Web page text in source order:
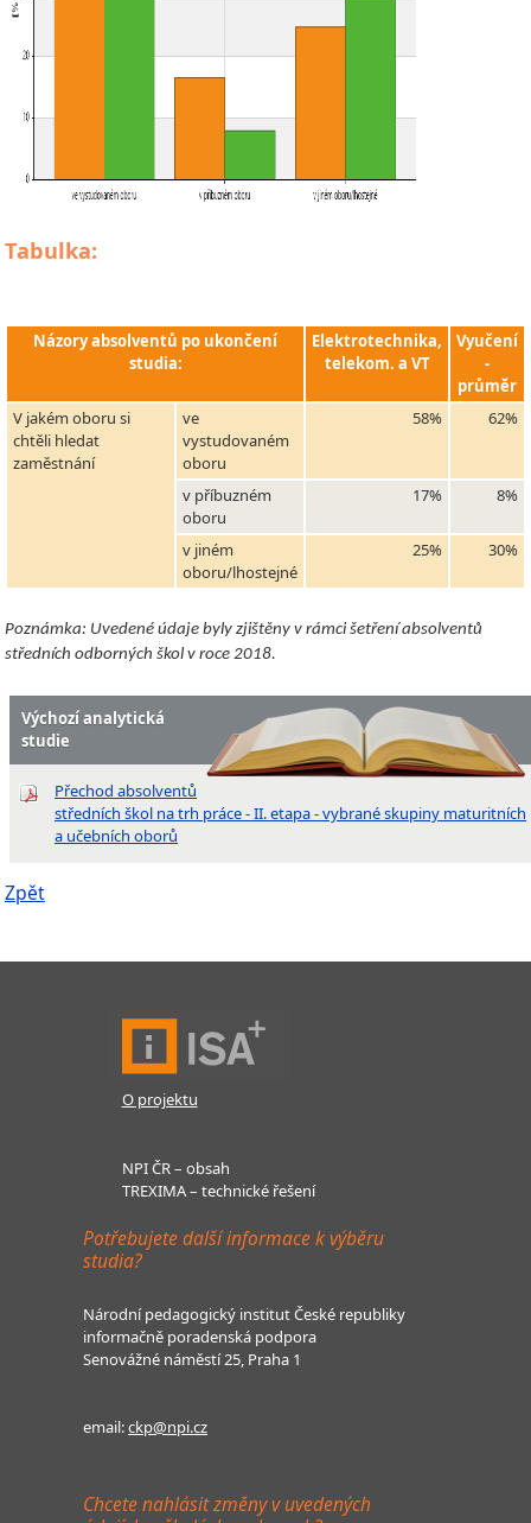
Tabulka:
Názory absolventů po ukončení
studia:
Elektrotechnika,
telekom. a VT
Vyučení
-
průměr
V jakém oboru si
chtěli hledat
zaměstnání
ve
vystudovaném
oboru
58% 62%
v příbuzném
oboru
17% 8%
v jiném
oboru/lhostejné
25% 30%
Poznámka: Uvedené údaje byly zjištěny v rámci šetření absolventů
středních odborných škol v roce 2018.
Výchozí analytická
studie
Přechod absolventů
středních škol na trh práce - II. etapa - vybrané skupiny maturitních
a učebních oborů
Zpět
O projektu
NPI ČR – obsah
TREXIMA – technické řešení
Potřebujete další informace k výběru
studia?
Národní pedagogický institut České republiky
informačně poradenská podpora
Senovážné náměstí 25, Praha 1
email:ckp@npi.cz
Chcete nahlásit změny v uvedených